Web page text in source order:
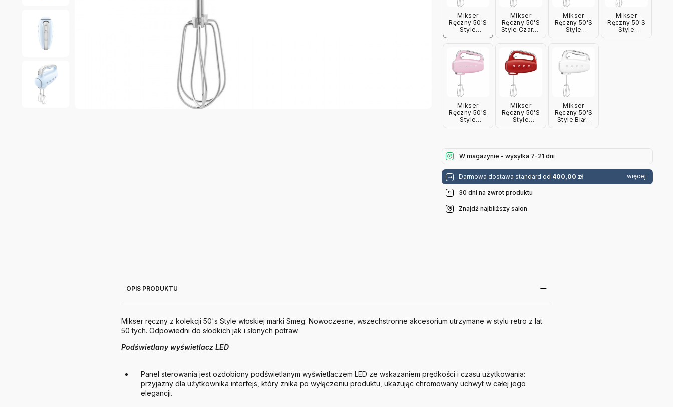
Mikser
Ręczny 50'S
Style
Pastelowy
Mikser
Ręczny 50'S
Style Czarny
Mikser
Ręczny 50'S
Style
Mikser
Ręczny 50'S
Style
Mikser
Ręczny 50'S
Style
Mikser
Ręczny 50'S
Style
Mikser
Ręczny 50'S
Style Biały
W magazynie - wysyłka 7-21 dni
Darmowa dostawa standard od 400,00 zł więcej
30 dni na zwrot produktu
Znajdź najbliższy salon
OPIS PRODUKTU
Mikser ręczny z kolekcji 50's Style włoskiej marki Smeg. Nowoczesne, wszechstronne akcesorium utrzymane w stylu retro z lat
50 tych. Odpowiedni do słodkich jak i słonych potraw.
Podświetlany wyświetlacz LED
Panel sterowania jest ozdobiony podświetlanym wyświetlaczem LED ze wskazaniem prędkości i czasu użytkowania:
przyjazny dla użytkownika interfejs, który znika po wyłączeniu produktu, ukazując chromowany uchwyt w całej jego
elegancji.